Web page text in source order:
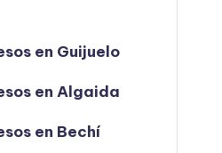
en Guijuelo
en Algaida
en Bechí